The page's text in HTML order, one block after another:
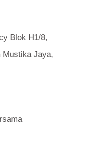
Blok H1/8,
Mustika Jaya,